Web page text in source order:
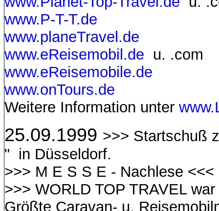
www.P-T-T.de
www.planeTravel.de
www.eReisemobil.de u. .com
www.eReisemobile.de
www.onTours.de
Weitere Information unter
25.09.1999 >>> Startschuß
" in Düsseldorf.
>>> M E S S E - Nachlese <<<
>>> WORLD TOP TRAVEL
Größte Caravan- u.